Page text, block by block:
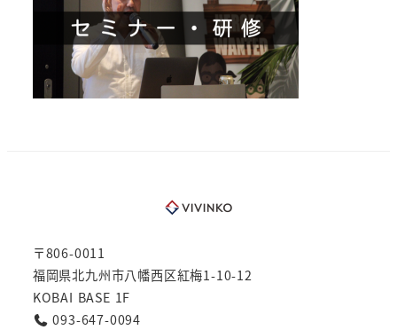
〒806-0011
福岡県北九州市八幡西区紅梅1-10-12
KOBAI BASE 1F
093-647-0094